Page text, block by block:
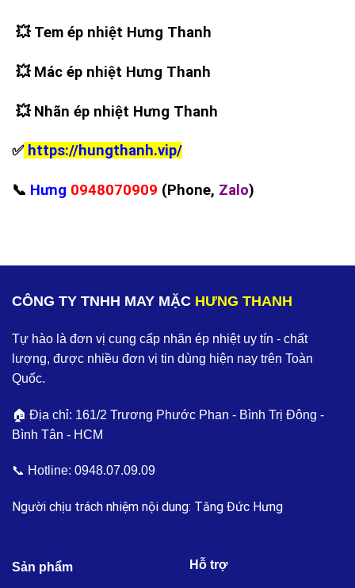
💥Tem ép nhiệt Hưng Thanh
💥Mác ép nhiệt Hưng Thanh
💥Nhãn ép nhiệt Hưng Thanh
✅ https://hungthanh.vip/
📞 Hưng 0948070909 (Phone, Zalo)
CÔNG TY TNHH MAY MẶC HƯNG THANH
Tự hào là đơn vị cung cấp nhãn ép nhiệt uy tín - chất
lượng, được nhiều đơn vị tin dùng hiện nay trên Toàn
Quốc.
🏠 Địa chỉ: 161/2 Trương Phước Phan - Bình Trị Đông -
Bình Tân - HCM
📞 Hotline: 0948.07.09.09
Người chịu trách nhiệm nội dung: Tăng Đức Hưng
Sản phẩm Hỗ trợ